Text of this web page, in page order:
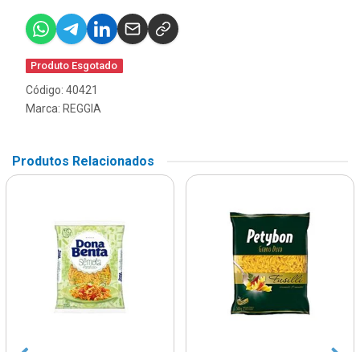
Produto Esgotado
Código: 40421
Marca: REGGIA
Produtos Relacionados